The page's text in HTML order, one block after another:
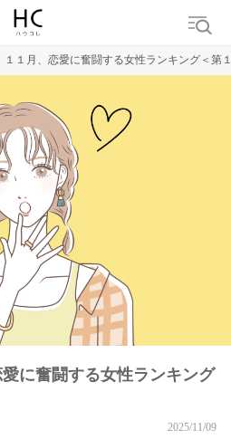
１１月、恋愛に奮闘する女性ランキング＜第
愛に奮闘する女性ランキング
2025/11/09